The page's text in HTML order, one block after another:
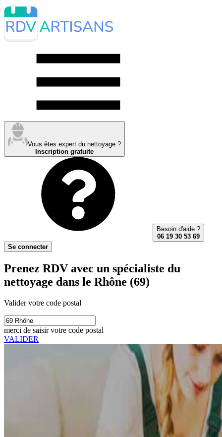
Vous êtes expert du nettoyage ?
Inscription gratuite
Besoin d'aide ?
06 19 30 53 69
Se connecter
Prenez RDV avec un spécialiste du
nettoyage dans le Rhône (69)
Valider votre code postal
merci de saisir votre code postal
VALIDER